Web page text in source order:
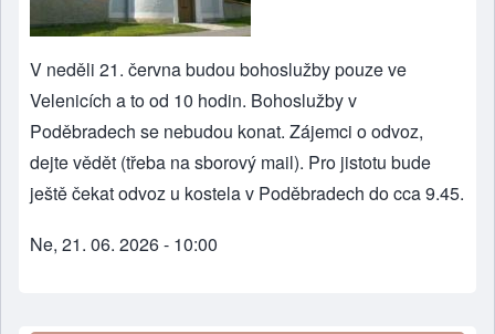
V neděli 21. června budou bohoslužby pouze ve
Velenicích a to od 10 hodin. Bohoslužby v
Poděbradech se nebudou konat. Zájemci o odvoz,
dejte vědět (třeba na sborový mail). Pro jistotu bude
ještě čekat odvoz u kostela v Poděbradech do cca 9.45.
Ne, 21. 06. 2026 - 10:00